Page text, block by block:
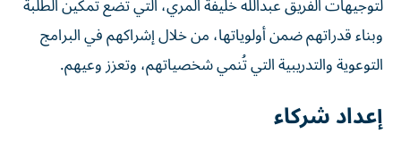
وبناء قدراتهم ضمن أولوياتها، من خلال إشراكهم في البرامج
التوعوية والتدريبية التي تُنمي شخصياتهم، وتعزز وعيهم.
إعداد شركاء